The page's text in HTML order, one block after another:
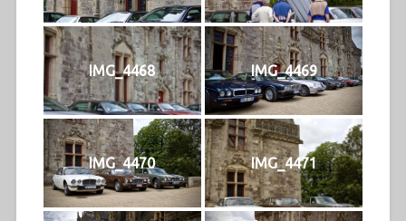
IMG_4468 IMG_4469
IMG_4470 IMG_4471